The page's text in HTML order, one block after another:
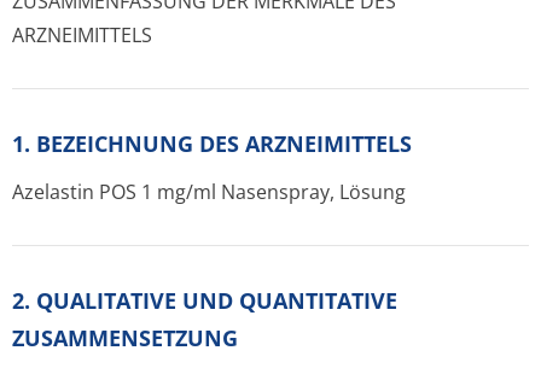
ARZNEIMITTELS
1. BEZEICHNUNG DES ARZNEIMITTELS
Azelastin POS 1 mg/ml Nasenspray, Lösung
2. QUALITATIVE UND QUANTITATIVE
ZUSAMMENSETZUNG